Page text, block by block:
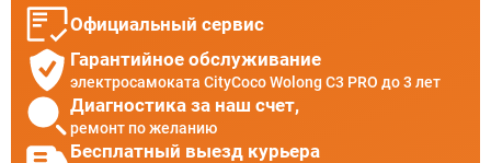
Официальный сервис
Гарантийное обслуживание
электросамоката CityCoco Wolong C3 PRO до 3 лет
Диагностика за наш счет,
ремонт по желанию
Бесплатный выезд курьера